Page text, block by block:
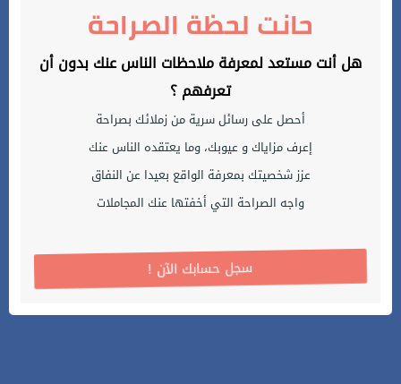
حانت لحظة الصراحة
هل أنت مستعد لمعرفة ملاحظات الناس عنك بدون أن
تعرفهم ؟
أحصل على رسائل سرية من زملائك بصراحة
إعرف مزاياك و عيوبك، وما يعتقده الناس عنك
عزز شخصيتك بمعرفة الواقع بعيدا عن النفاق
واجه الصراحة التي أخفتها عنك المجاملات
! سجل حسابك الآن